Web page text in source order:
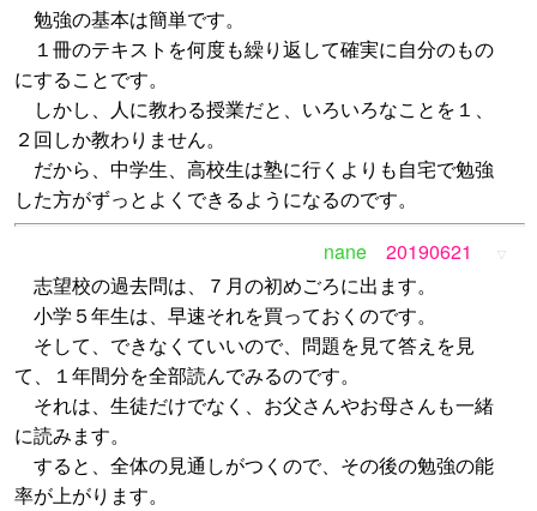
勉強の基本は簡単です。
１冊のテキストを何度も繰り返して確実に自分のもの
にすることです。
しかし、人に教わる授業だと、いろいろなことを１、
２回しか教わりません。
だから、中学生、高校生は塾に行くよりも自宅で勉強
した方がずっとよくできるようになるのです。
nane
20190621 ▽
志望校の過去問は、７月の初めごろに出ます。
小学５年生は、早速それを買っておくのです。
そして、できなくていいので、問題を見て答えを見
て、１年間分を全部読んでみるのです。
それは、生徒だけでなく、お父さんやお母さんも一緒
に読みます。
すると、全体の見通しがつくので、その後の勉強の能
率が上がります。